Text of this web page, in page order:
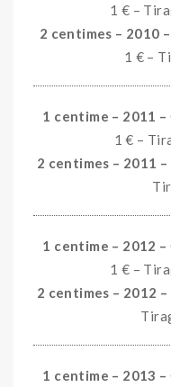
1 € –
2 centimes – 2010 –
1 € –
1 centime – 2011 –
1 € –
2 centimes – 2011 –
1 centime – 2012 –
1 € –
2 centimes – 2012 –
1 centime – 2013 –